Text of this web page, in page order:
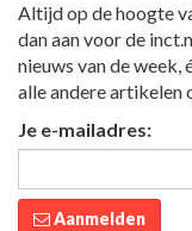
Altijd op de hoogte
dan aan voor de
nieuws van de week,
alle andere artikelen
Je e-mailadres:
Aanmelden